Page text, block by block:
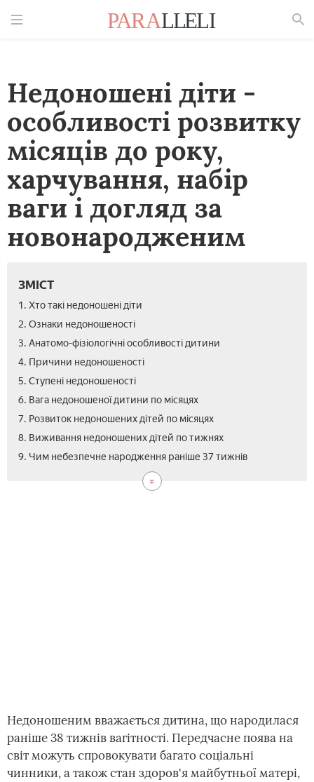
Недоношені діти -
особливості розвитку
місяців до року,
харчування, набір
ваги і догляд за
новонародженим
ЗМІСТ
1. Хто такі недоношені діти
2. Ознаки недоношеності
3. Анатомо-фізіологічні особливості дитини
4. Причини недоношеності
5. Ступені недоношеності
6. Вага недоношеної дитини по місяцях
7. Розвиток недоношених дітей по місяцях
8. Виживання недоношених дітей по тижнях
9. Чим небезпечне народження раніше 37 тижнів
Недоношеним вважається дитина, що народилася
раніше 38 тижнів вагітності. Передчасне поява на
світ можуть спровокувати багато соціальні
чинники, а також стан здоров'я майбутньої матері,